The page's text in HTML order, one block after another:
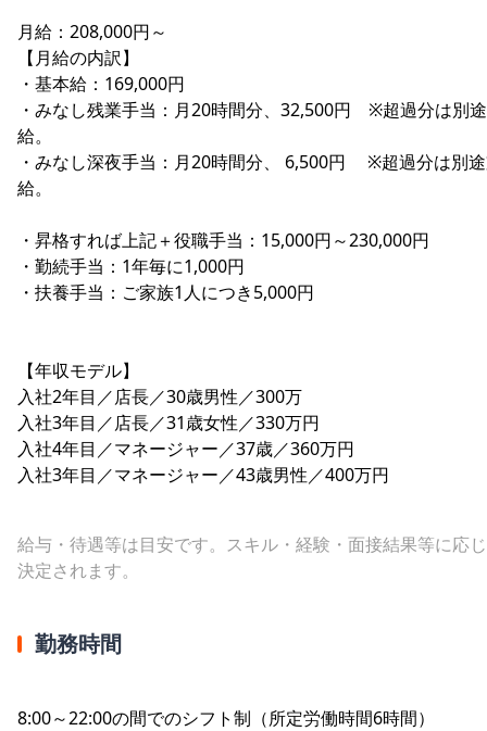
月給：208,000円～
【月給の内訳】
・基本給：169,000円
・みなし残業手当：月20時間分、32,500円 ※超過分は別
給。
・みなし深夜手当：月20時間分、 6,500円 ※超過分は別
給。
・昇格すれば上記＋役職手当：15,000円～230,000円
・勤続手当：1年毎に1,000円
・扶養手当：ご家族1人につき5,000円
【年収モデル】
入社2年目／店長／30歳男性／300万
入社3年目／店長／31歳女性／330万円
入社4年目／マネージャー／37歳／360万円
入社3年目／マネージャー／43歳男性／400万円
給与・待遇等は目安です。スキル・経験・面接結果等に応
決定されます。
勤務時間
8:00～22:00の間でのシフト制（所定労働時間6時間）